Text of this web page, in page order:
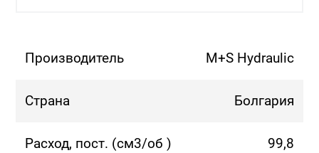
Производитель M+S Hydraulic
Страна Болгария
Расход, пост. (см3/об ) 99,8